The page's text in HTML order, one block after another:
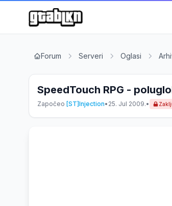
Forum Serveri Oglasi
SpeedTouch RPG -
Započeo [ST]Injection• 25. Jul 2009.•